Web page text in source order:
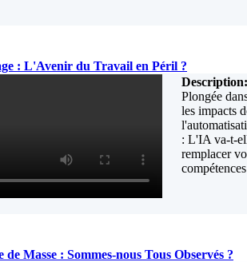
: L'Avenir du Travail en Péril ?
Description:
Plongée
les impacts
: L'IA va-t-
remplacer
Masse : Sommes-nous Tous Observés ?